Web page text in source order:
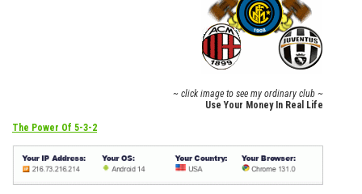
~ click image to see my ordinary club ~
Use Your Money In Real Life
The Power Of 5-3-2